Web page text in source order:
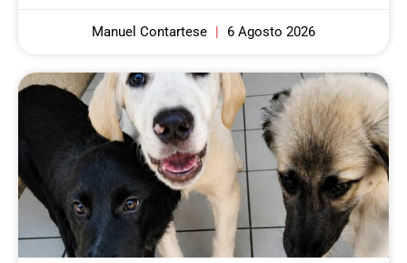
Manuel Contartese 6 Agosto 2026